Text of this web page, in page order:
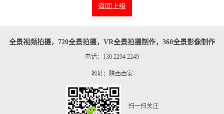
返回上级
全景视频拍摄，720全景拍摄，VR全景拍摄制作，360全景影像制作
电话：130 2294 2249
地址：陕西西安
扫一扫关注